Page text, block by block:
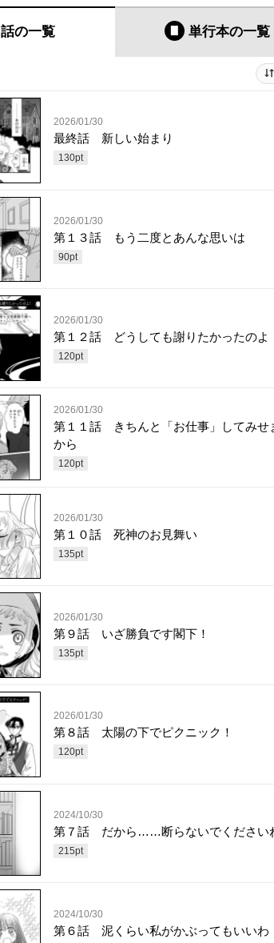
話の一覧 単行本の一覧
2026/01/30
最終話 新しい始まり
130pt
2026/01/30
第１３話 もう二度とあんな思いは
90pt
2026/01/30
第１２話 どうしても謝りたかったのよ
120pt
2026/01/30
第１１話 きちんと「お仕事」してみせ
から
120pt
2026/01/30
第１０話 死神のお見舞い
135pt
2026/01/30
第９話 いざ勝負です閣下！
135pt
2026/01/30
第８話 太陽の下でピクニック！
120pt
2024/10/30
第７話 だから……断らないでください
215pt
2024/10/30
第６話 泥くらい私がかぶってもいいわ